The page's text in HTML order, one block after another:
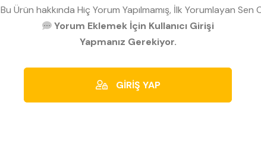
Bu Ürün hakkında Hiç Yorum Yapılmamış, İlk Yorumlayan Sen
Yorum Eklemek İçin Kullanıcı Girişi
Yapmanız Gerekiyor.
GİRİŞ YAP